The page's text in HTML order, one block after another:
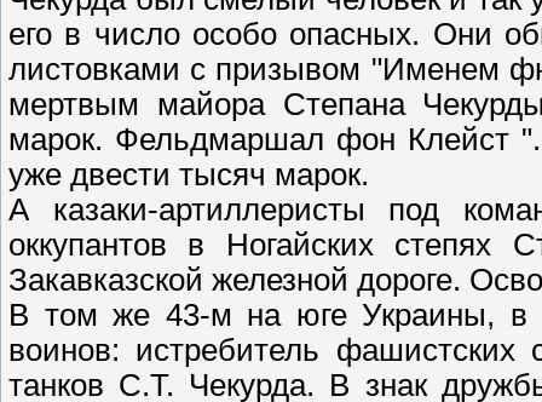
его в число особо опасных. Они
листовками с призывом "Именем
мертвым майора Степана
марок. Фельдмаршал фон Клейст
уже двести тысяч марок.
А казаки-артиллеристы под
оккупантов в Ногайских степях
Закавказской железной дороге.
В том же 43-м на юге Украины, в
воинов: истребитель
танков С.Т. Чекурда. В знак